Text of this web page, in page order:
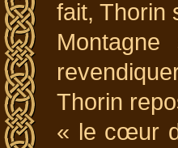
fait, Thorin
Thorin
« le cœur